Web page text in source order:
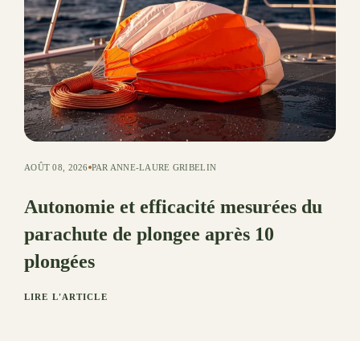
AOÛT 08, 2026 PAR ANNE-LAURE GRIBELIN
Autonomie et efficacité mesurées du
parachute de plongee après 10
plongées
LIRE L'ARTICLE